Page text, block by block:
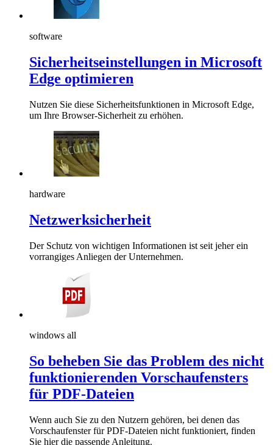
software
Sicherheitseinstellungen in Microsoft
Edge optimieren
Nutzen Sie diese Sicherheitsfunktionen in Microsoft Edge,
um Ihre Browser-Sicherheit zu erhöhen.
hardware
Netzwerksicherheit
Der Schutz von wichtigen Informationen ist seit jeher ein
vorrangiges Anliegen der Unternehmen.
windows all
So beheben Sie das Problem des nicht
funktionierenden Vorschaufensters
für PDF-Dateien
Wenn auch Sie zu den Nutzern gehören, bei denen das
Vorschaufenster für PDF-Dateien nicht funktioniert, finden
Sie hier die passende Anleitung.